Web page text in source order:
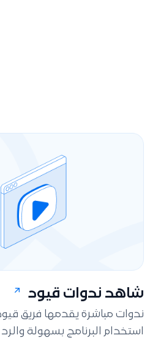
شاهد ندوات قيود
ندوات مباشرة يقدمها فريق
استخدام البرنامج بسهولة